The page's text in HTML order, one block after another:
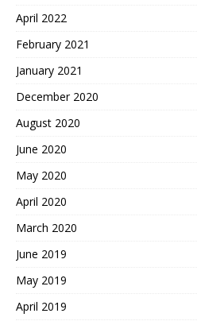
April 2022
February 2021
January 2021
December 2020
August 2020
June 2020
May 2020
April 2020
March 2020
June 2019
May 2019
April 2019